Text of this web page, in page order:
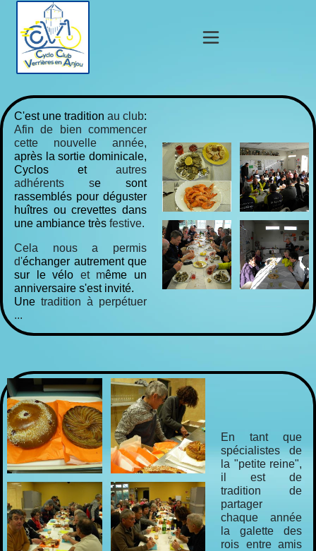
C'est une tradition au club:
Afin de bien commencer
cette nouvelle année,
après la sortie dominicale,
Cyclos etautres
adhérents se sont
rassemblés pour déguster
huîtres ou crevettes dans
une ambiance très festive.
Cela nous a permis
d'échanger autrement que
sur le vélo et même un
anniversaire s'est invité.
Une tradition à perpétuer
...
En tant que
spécialistes de
la "petite reine",
il est de
tradition de
partager
chaque année
la galette des
rois entre amis